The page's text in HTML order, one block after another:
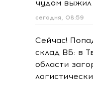
чудом выжил
сегодня, 08:59
Сейчас!
склад ВБ: в
области